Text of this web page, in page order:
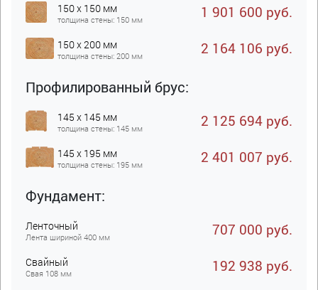
150 x 150 мм
толщина стены: 150 мм 1 901 600 руб.
150 x 200 мм
толщина стены: 200 мм 2 164 106 руб.
Профилированный брус:
145 x 145 мм
толщина стены: 145 мм 2 125 694 руб.
145 x 195 мм
толщина стены: 195 мм 2 401 007 руб.
Фундамент:
Ленточный
Лента шириной 400 мм 707 000 руб.
Свайный
Свая 108 мм 192 938 руб.